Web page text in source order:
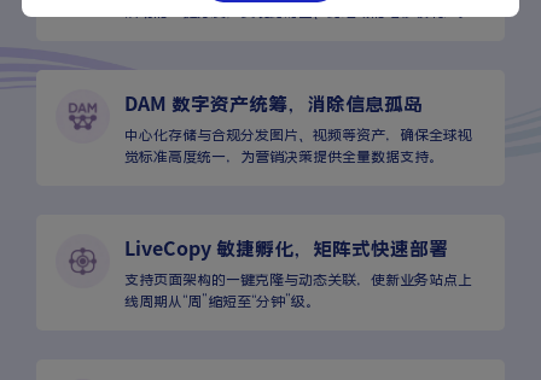
DAM 数字资产统筹，消除信息孤岛
中心化存储与合规分发图片、视频等资产，确保全球视
觉标准高度统一，为营销决策提供全量数据支持。
LiveCopy 敏捷孵化，矩阵式快速部署
支持页面架构的一键克隆与动态关联，使新业务站点上
线周期从“周”缩短至“分钟”级。